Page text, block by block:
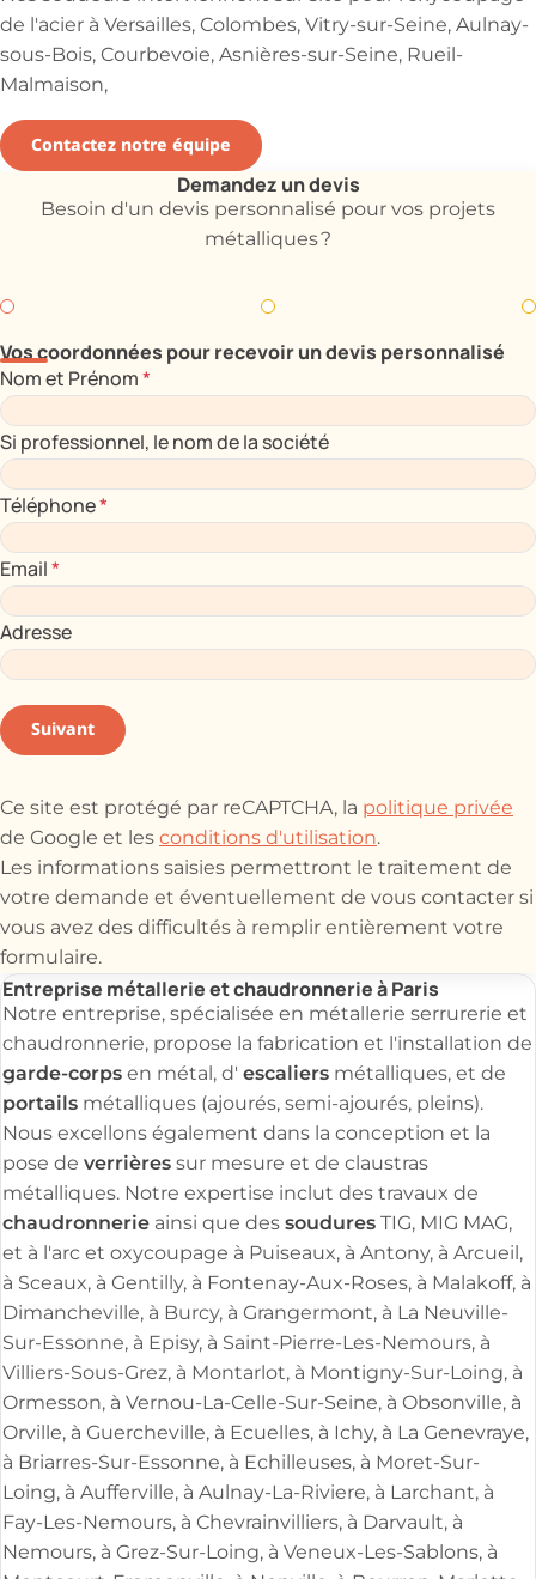
de l'acier à Versailles, Colombes, Vitry-sur-Seine, Aulnay-
sous-Bois, Courbevoie, Asnières-sur-Seine, Rueil-
Malmaison,
Contactez notre équipe
Vos coordonnées pour recevoir un devis personnalisé
Nom et Prénom*
Si professionnel, le nom de la société
Téléphone*
Email*
Adresse
Suivant
Ce site est protégé par reCAPTCHA, la politique privée
de Google et lesconditions d'utilisation.
Les informations saisies permettront le traitement de
votre demande et éventuellement de vous contacter si
vous avez des difficultés à remplir entièrement votre
formulaire.
Demandez un devis
Besoin d'un devis personnalisé pour vos projets
métalliques ?
Entreprise métallerie et chaudronnerie à Paris
Notre entreprise, spécialisée en métallerie serrurerie et
chaudronnerie, propose la fabrication et l'installation de
garde-corpsen métal, d' escaliers métalliques, et de
portails métalliques (ajourés, semi-ajourés, pleins).
Nous excellons également dans la conception et la
pose de verrièressur mesure et de claustras
métalliques. Notre expertise inclut des travaux de
chaudronnerie ainsi que dessouduresTIG, MIG MAG,
et à l'arc et oxycoupage à Puiseaux, à Antony, à Arcueil,
à Sceaux, à Gentilly, à Fontenay-Aux-Roses, à Malakoff, à
Dimancheville, à Burcy, à Grangermont, à La Neuville-
Sur-Essonne, à Episy, à Saint-Pierre-Les-Nemours, à
Villiers-Sous-Grez, à Montarlot, à Montigny-Sur-Loing, à
Ormesson, à Vernou-La-Celle-Sur-Seine, à Obsonville, à
Orville, à Guercheville, à Ecuelles, à Ichy, à La Genevraye,
à Briarres-Sur-Essonne, à Echilleuses, à Moret-Sur-
Loing, à Aufferville, à Aulnay-La-Riviere, à Larchant, à
Fay-Les-Nemours, à Chevrainvilliers, à Darvault, à
Nemours, à Grez-Sur-Loing, à Veneux-Les-Sablons, à